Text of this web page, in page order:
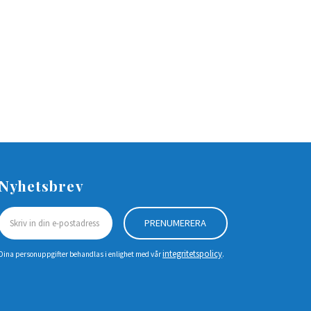
PRENUMERERA
personuppgifter behandlas i enlighet med vårintegritetspolicy.